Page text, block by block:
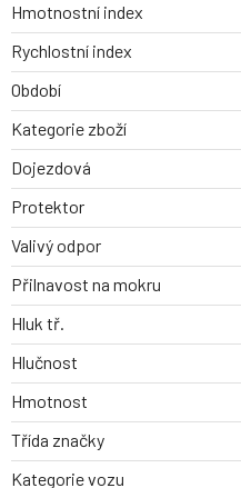
Hmotnostní index
Rychlostní index
Období
Kategorie zboží
Dojezdová
Protektor
Valivý odpor
Přilnavost na mokru
Hluk tř.
Hlučnost
Hmotnost
Třída značky
Kategorie vozu